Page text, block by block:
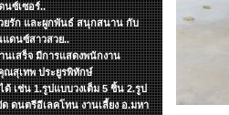
นซ์เซอร์..
ยรัก และผูกพันธ์ สนุกสนาน กับ
ดนซ์สาวสวย..
นเสร็จ มีการแสดงพนักงาน
ณสุเทพ ประยูรพิทักษ์
เช่น 1.รูปแบบวงเต็ม 5 ชิ้น 2.รูป
ดนตรีอีเลคโทน งานเลี้ยง อ.มหา